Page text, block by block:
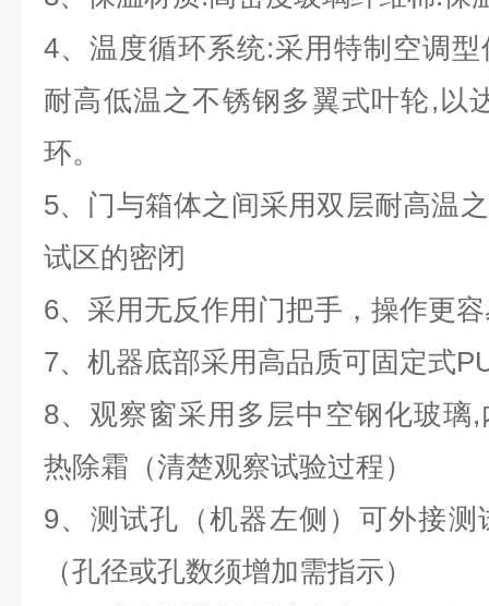
4、温度循环系统:采用特制空调
耐高低温之不锈钢多翼式叶轮,以
环。
5、门与箱体之间采用双层耐高温
试区的密闭
6、采用无反作用门把手，操作更
7、机器底部采用高品质可固定式
8、观察窗采用多层中空钢化玻璃
热除霜（清楚观察试验过程）
9、测试孔（机器左侧）可外接
（孔径或孔数须增加需指示）